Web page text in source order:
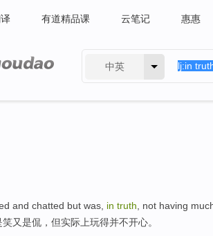
有道精品课 云笔记 惠惠
中英
and chatted but was, in truth not having
笑又是侃， 但实际上玩得并不开心。